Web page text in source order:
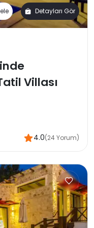
Detayları Gör
Villası
4.0(24 Yorum)